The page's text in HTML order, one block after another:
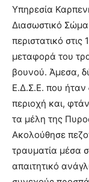
Υπηρεσία
Διασωστικό
περιστατικό
μεταφορά του
βουνού. Άμεσα,
Ε.Δ.Σ.Ε. που ήταν
περιοχή και,
τα μέλη της
Ακολούθησε
τραυματία μέσα
απαιτητικό